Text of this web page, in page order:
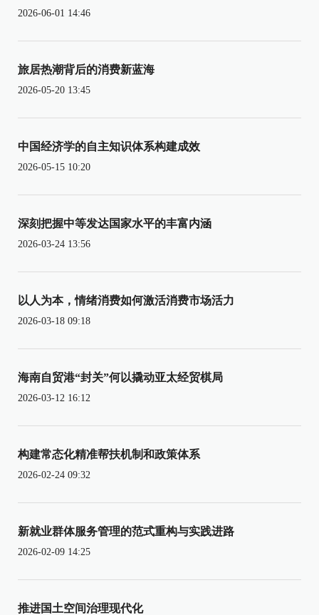
2026-06-01 14:46
旅居热潮背后的消费新蓝海
2026-05-20 13:45
中国经济学的自主知识体系构建成效
2026-05-15 10:20
深刻把握中等发达国家水平的丰富内涵
2026-03-24 13:56
以人为本，情绪消费如何激活消费市场活力
2026-03-18 09:18
海南自贸港“封关”何以撬动亚太经贸棋局
2026-03-12 16:12
构建常态化精准帮扶机制和政策体系
2026-02-24 09:32
新就业群体服务管理的范式重构与实践进路
2026-02-09 14:25
推进国土空间治理现代化